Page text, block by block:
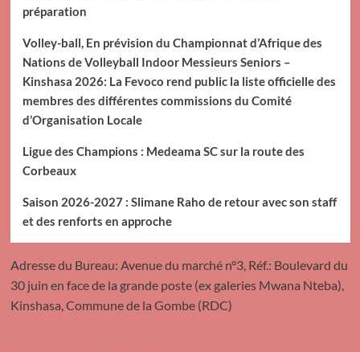
préparation
Volley-ball, En prévision du Championnat d’Afrique des
Nations de Volleyball Indoor Messieurs Seniors –
Kinshasa 2026: La Fevoco rend public la liste officielle des
membres des différentes commissions du Comité
d’Organisation Locale
Ligue des Champions : Medeama SC sur la route des
Corbeaux
Saison 2026-2027 : Slimane Raho de retour avec son staff
et des renforts en approche
Adresse du Bureau: Avenue du marché n°3, Réf.: Boulevard du
30 juin en face de la grande poste (ex galeries Mwana Nteba),
Kinshasa, Commune de la Gombe (RDC)